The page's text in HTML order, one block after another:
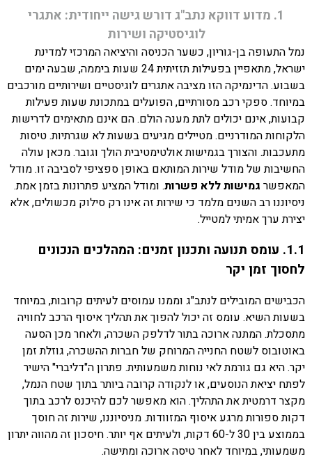
1. מדוע דווקא נתב"ג דורש גישה ייחודית: אתגרי
לוגיסטיקה ושירות
נמל התעופה בן-גוריון, כשער הכניסה והיציאה המרכזי למדינת
ישראל, מתאפיין בפעילות תזזיתית 24 שעות ביממה, שבעה ימים
בשבוע. הדינמיקה הזו מציבה אתגרים לוגיסטיים ושירותיים מורכבים
במיוחד. ספקי רכב מסורתיים, הפועלים במתכונת שעות פעילות
קבועות, אינם יכולים לתת מענה הולם. הם אינם מתאימים לדרישות
הלקוחות המודרניים. מטיילים מגיעים בשעות לא שגרתיות. טיסות
מתעכבות. והצורך בגמישות אולטימטיבית הולך וגובר. מכאן עולה
החשיבות של מודל שירות המותאם באופן ספציפי לסביבה זו. מודל
המאפשר גמישות ללא פשרות. ומודל המציע פתרונות בזמן אמת.
ניסיוננו רב השנים מלמד כי שירות זה אינו רק סילוק מכשולים, אלא
יצירת ערך אמיתי למטייל.
1.1. עומס תנועה ותכנון זמנים: המהלכים הנכונים
לחסוך זמן יקר
הכבישים המובילים לנתב"ג וממנו עמוסים לעיתים קרובות, במיוחד
בשעות השיא. עומס זה יכול להפוך את תהליך איסוף הרכב לחוויה
מתסכלת. המתנה ארוכה בתור לדלפק השכרה, ולאחר מכן הסעה
באוטובוס לשטח החנייה המרוחק של חברות ההשכרה, גוזלת זמן
יקר. היא גם גורמת לאי נוחות משמעותית. פתרון ה"דליברי" הישיר
לפתח יציאת הנוסעים, או לנקודה קרובה ביותר בתוך שטח הנמל,
מקצר דרמטית את התהליך. הוא מאפשר לכם להיכנס לרכב בתוך
דקות ספורות מרגע איסוף המזוודות. מניסיוננו, שירות זה חוסך
בממוצע בין 30 ל-60 דקות, ולעיתים אף יותר. חיסכון זה מהווה יתרון
משמעותי, במיוחד לאחר טיסה ארוכה ומתישה.